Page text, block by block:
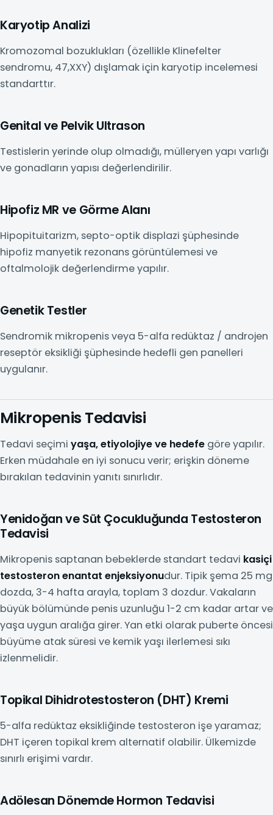
Karyotip Analizi
Kromozomal bozuklukları (özellikle Klinefelter
sendromu, 47,XXY) dışlamak için karyotip incelemesi
standarttır.
Genital ve Pelvik Ultrason
Testislerin yerinde olup olmadığı, mülleryen yapı varlığı
ve gonadların yapısı değerlendirilir.
Hipofiz MR ve Görme Alanı
Hipopituitarizm, septo-optik displazi şüphesinde
hipofiz manyetik rezonans görüntülemesi ve
oftalmolojik değerlendirme yapılır.
Genetik Testler
Sendromik mikropenis veya 5-alfa redüktaz / androjen
reseptör eksikliği şüphesinde hedefli gen panelleri
uygulanır.
Mikropenis Tedavisi
Tedavi seçimi yaşa, etiyolojiye ve hedefe göre yapılır.
Erken müdahale en iyi sonucu verir; erişkin döneme
bırakılan tedavinin yanıtı sınırlıdır.
Yenidoğan ve Süt Çocukluğunda Testosteron
Tedavisi
Mikropenis saptanan bebeklerde standart tedavi kasiçi
testosteron enantat enjeksiyonudur. Tipik şema 25 mg
dozda, 3-4 hafta arayla, toplam 3 dozdur. Vakaların
büyük bölümünde penis uzunluğu 1-2 cm kadar artar ve
yaşa uygun aralığa girer. Yan etki olarak puberte öncesi
büyüme atak süresi ve kemik yaşı ilerlemesi sıkı
izlenmelidir.
Topikal Dihidrotestosteron (DHT) Kremi
5-alfa redüktaz eksikliğinde testosteron işe yaramaz;
DHT içeren topikal krem alternatif olabilir. Ülkemizde
sınırlı erişimi vardır.
Adölesan Dönemde Hormon Tedavisi